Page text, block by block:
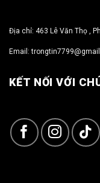
Địa chỉ: 463 Lê Văn Thọ ,
Email:
KẾT NỐI VỚI